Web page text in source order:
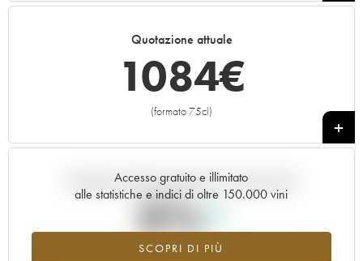
Quotazione attuale
1084€
(formato 75cl)
+
Accesso gratuito e illimitato
alle statistiche e indici di oltre 150.000 vini
SCOPRI DI PIÙ
Andamento della quotazione in tempo reale
0%
Valore in aumento per l'annata 2002 nel 2026 rispetto al 2025